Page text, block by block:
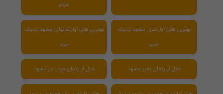
مردم
بهترین هتل آپارتمان مشهد نزدیک
حرم
بهترین هتل آپارتمانهای مشهد نزدیک
حرم
هتل آپارتمان تمیز مشهد هتل آپارتمان خوب در مشهد